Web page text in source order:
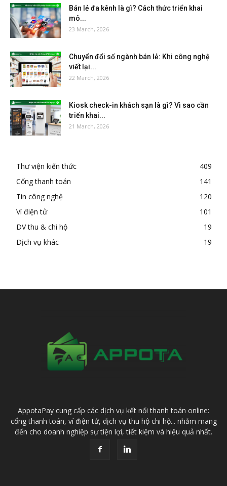
Bán lẻ đa kênh là gì? Cách thức triển khai
mô...
23 March, 2026
Chuyển đổi số ngành bán lẻ: Khi công nghệ
viết lại...
22 March, 2026
Kiosk check-in khách sạn là gì? Vì sao cần
triển khai...
21 March, 2026
Thư viện kiến thức
409
Cổng thanh toán
141
Tin công nghệ
120
Ví điện tử
101
DV thu & chi hộ
19
Dịch vụ khác
19
AppotaPay cung cấp các dịch vụ kết nối thanh toán online:
cổng thanh toán, ví điện tử, dịch vụ thu hộ chi hộ... nhằm mang
đến cho doanh nghiệp sự tiện lợi, tiết kiệm và hiệu quả nhất.